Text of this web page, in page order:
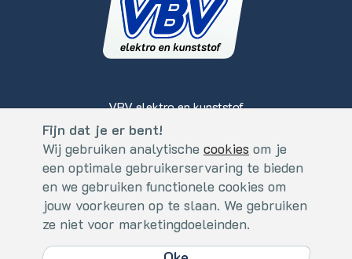
Fijn dat je er bent!
Wij gebruiken analytische cookies om je
een optimale gebruikerservaring te bieden
en we gebruiken functionele cookies om
jouw voorkeuren op te slaan. We gebruiken
ze niet voor marketingdoeleinden.
VBV elektro en kunststof
Koperslagerstraat 2
5405 BS, Uden - Nederland
+31 (0)413 - 273559
info@vbv.nl
Cookies
Fijn dat je er bent!
Wij gebruiken analytischecookies. om je een optimale
gebruikerservaring te bieden en we gebruiken functionele
cookies om jouw voorkeuren op te slaan. We gebruiken ze niet
voor marketingdoeleinden.